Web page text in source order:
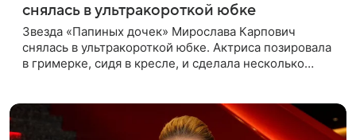
снялась в ультракороткой юбке
Звезда «Папиных дочек» Мирослава Карпович
снялась в ультракороткой юбке. Актриса позировала
в гримерке, сидя в кресле, и сделала несколько